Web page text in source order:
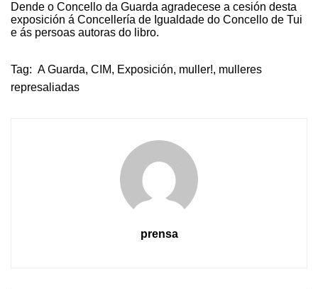
Dende o Concello da Guarda agradecese a cesión desta
exposición á Concellería de Igualdade do Concello de Tui
e ás persoas autoras do libro.
Tag: A Guarda, CIM, Exposición, muller!, mulleres
represaliadas
prensa